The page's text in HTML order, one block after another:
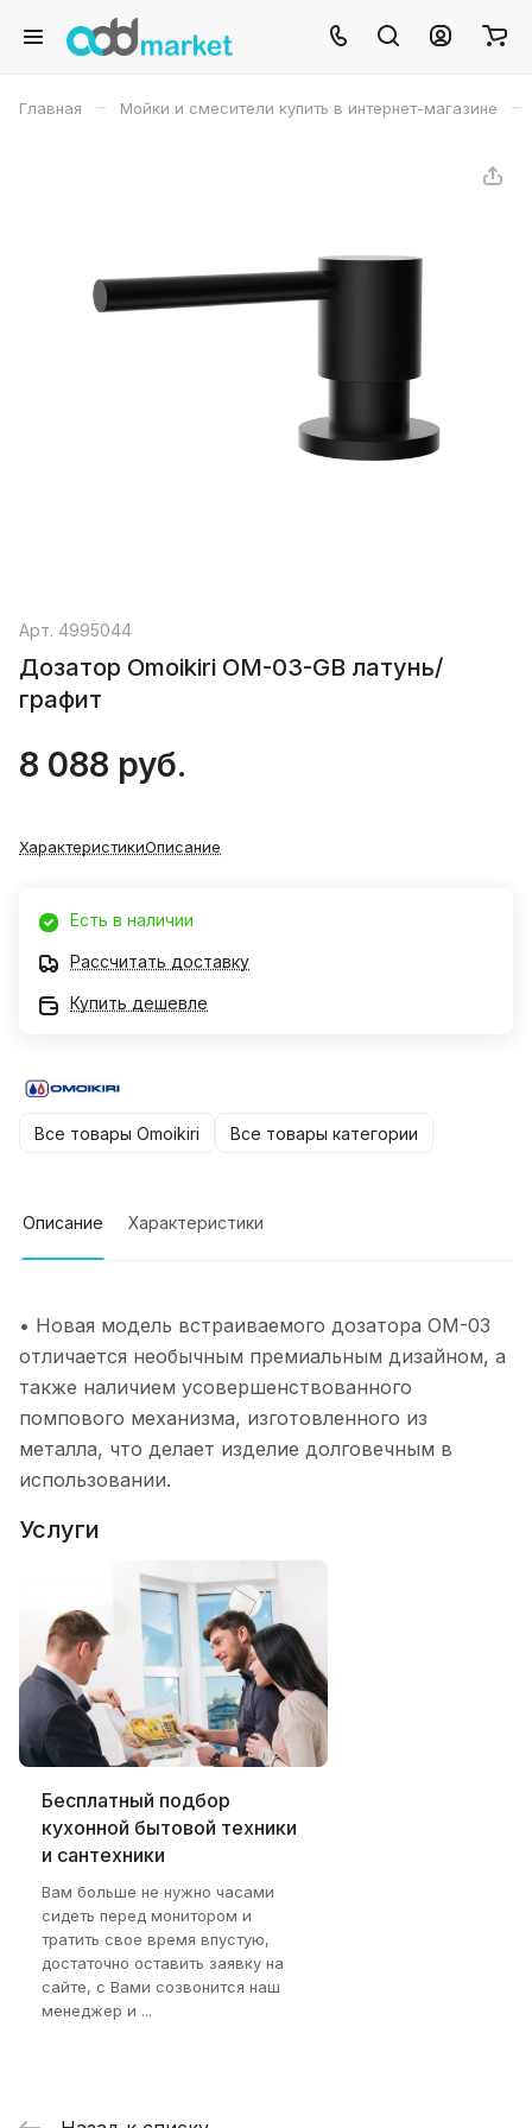
Главная – Мойки и смесители купить в интернет-магазине –
Арт. 4995044
Дозатор Omoikiri OM-03-GB латунь/
графит
8 088 руб.
ХарактеристикиОписание
Есть в наличии
Рассчитать доставку
Купить дешевле
Все товары Omoikiri Все товары категории
Описание Характеристики
• Новая модель встраиваемого дозатора OM-03
отличается необычным премиальным дизайном, а
также наличием усовершенствованного
помпового механизма, изготовленного из
металла, что делает изделие долговечным в
использовании.
Услуги
Бесплатный подбор
кухонной бытовой техники
и сантехники
Вам больше не нужно часами
сидеть перед монитором и
тратить свое время впустую,
достаточно оставить заявку на
сайте, с Вами созвонится наш
менеджер и ...